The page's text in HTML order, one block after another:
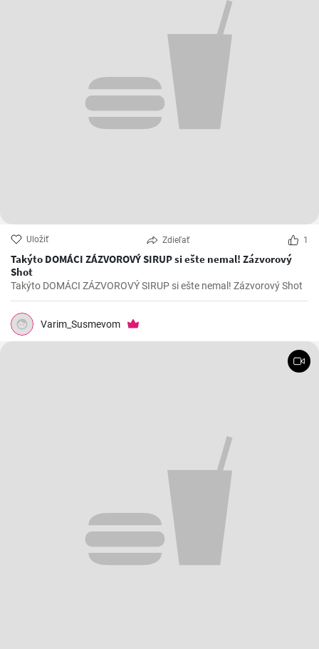
Uložiť Zdieľať 1
Takýto DOMÁCI ZÁZVOROVÝ SIRUP si ešte nemal! Zázvorový
Shot
Takýto DOMÁCI ZÁZVOROVÝ SIRUP si ešte nemal! Zázvorový Shot
Varim_Susmevom